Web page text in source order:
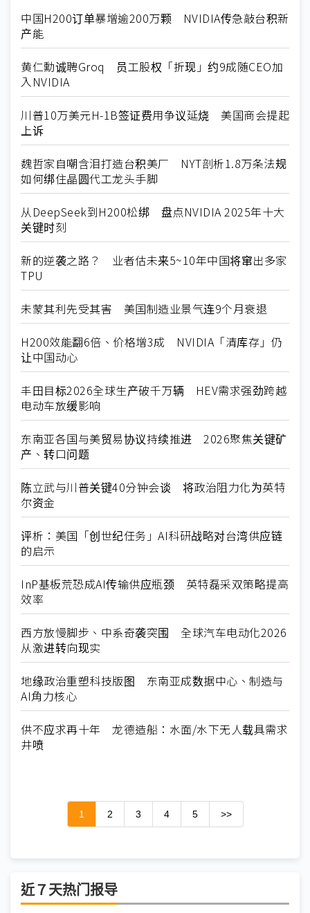
中国H200订单暴增逾200万颗 NVIDIA传急敲台积新
产能
黄仁勳诚聘Groq 员工股权「折现」约9成随CEO加
入NVIDIA
川普10万美元H-1B签证费用争议延烧 美国商会提起
上诉
魏哲家自嘲含泪打造台积美厂 NYT剖析1.8万条法规
如何绑住晶圆代工龙头手脚
从DeepSeek到H200松绑 盘点NVIDIA 2025年十大
关键时刻
新的逆袭之路？ 业者估未来5~10年中国将窜出多家
TPU
未蒙其利先受其害 美国制造业景气连9个月衰退
H200效能翻6倍、价格增3成 NVIDIA「清库存」仍
让中国动心
丰田目标2026全球生产破千万辆 HEV需求强劲跨越
电动车放缓影响
东南亚各国与美贸易协议持续推进 2026聚焦关键矿
产、转口问题
陈立武与川普关键40分钟会谈 将政治阻力化为英特
尔资金
评析：美国「创世纪任务」AI科研战略对台湾供应链
的启示
InP基板荒恐成AI传输供应瓶颈 英特磊采双策略提高
效率
西方放慢脚步、中系奇袭突围 全球汽车电动化2026
从激进转向现实
地缘政治重塑科技版图 东南亚成数据中心、制造与
AI角力核心
供不应求再十年 龙德造船：水面/水下无人载具需求
井喷
1 2 3 4 5 >>
近７天热门报导